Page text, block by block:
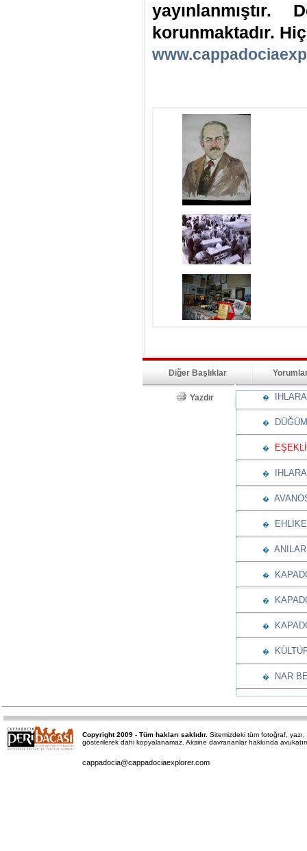
korunmaktadır.
Diğer Başlıklar
Yazdır �
�
�
�
�
�
�
�
�
�
�
� NAR
Copyright 2009 - Tüm hakları saklıdır. Sitemizdeki tüm fotoğraf,
gösterilerek dahi kopyalanamaz. Aksine davrananlar hakkında
cappadocia@cappadociaexplorer.com